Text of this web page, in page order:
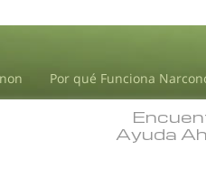
Por qué Funciona
Ayuda